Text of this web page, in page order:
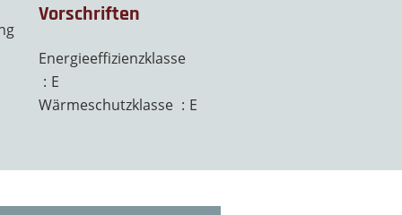
Vorschriften
Energieeffizienzklasse
E
Wärmeschutzklasse
E